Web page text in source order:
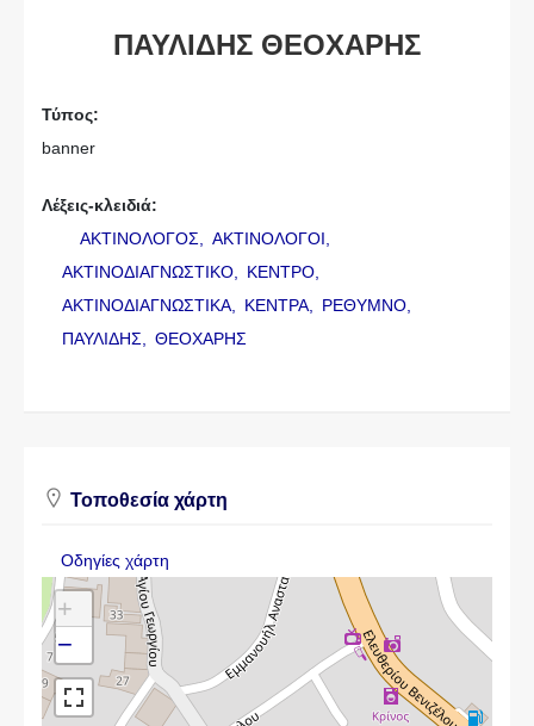
ΠΑΥΛΙΔΗΣ ΘΕΟΧΑΡΗΣ
Τύπος:
banner
Λέξεις-κλειδιά:
ΑΚΤΙΝΟΛΟΓΟΣ, ΑΚΤΙΝΟΛΟΓΟΙ,
ΑΚΤΙΝΟΔΙΑΓΝΩΣΤΙΚΟ, ΚΕΝΤΡΟ,
ΑΚΤΙΝΟΔΙΑΓΝΩΣΤΙΚΑ, ΚΕΝΤΡΑ, ΡΕΘΥΜΝΟ,
ΠΑΥΛΙΔΗΣ, ΘΕΟΧΑΡΗΣ
Τοποθεσία χάρτη
Οδηγίες χάρτη
+
−